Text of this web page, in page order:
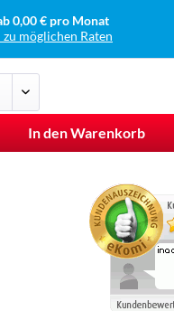
0,00 € pro Monat
möglichen Raten
In den Warenkorb